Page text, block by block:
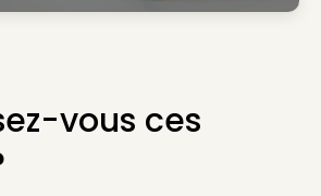
vous ces